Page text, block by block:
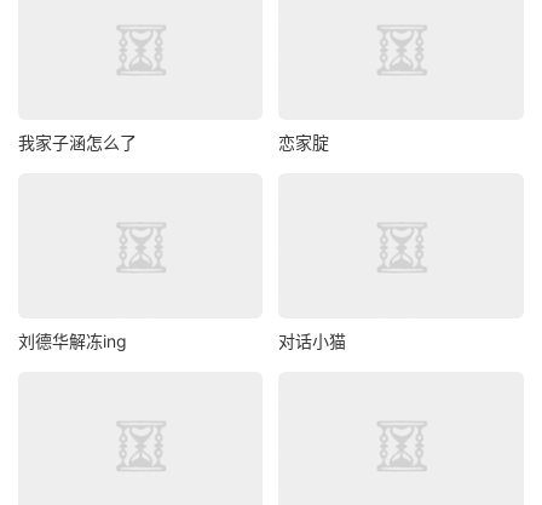
我家子涵怎么了 恋家腚
刘德华解冻ing 对话小猫